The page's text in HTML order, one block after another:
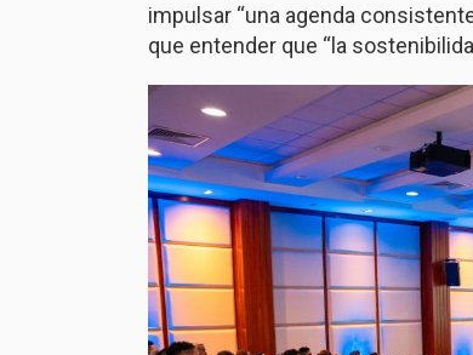
impulsar “una agenda
que entender que “la